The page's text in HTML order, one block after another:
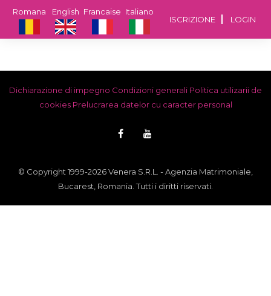
ISCRIZIONE LOGIN
Italiano
Francaise
English
Romana
Dichiarazione di impegno Condizioni generali Politica utilizarii de
cookies Prelucrarea datelor cu caracter personal
© Copyright 1999-2026 Venera S.R.L. - Agenzia Matrimoniale,
Bucarest, Romania. Tutti i diritti riservati.